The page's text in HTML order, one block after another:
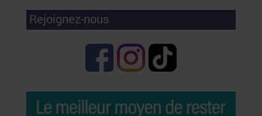
Rejoignez-nous